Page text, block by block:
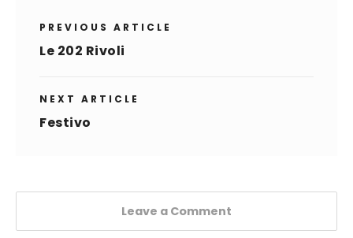
PREVIOUS ARTICLE
Le 202 Rivoli
NEXT ARTICLE
Festivo
Leave a Comment